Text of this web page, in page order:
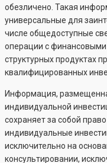
обезличено. Такая
универсальные для
числе общедоступные
операции с
структурных продуктах
квалифицированных
Информация,
индивидуальной
сохраняет за собой
индивидуальные
исключительно на
консультировании,